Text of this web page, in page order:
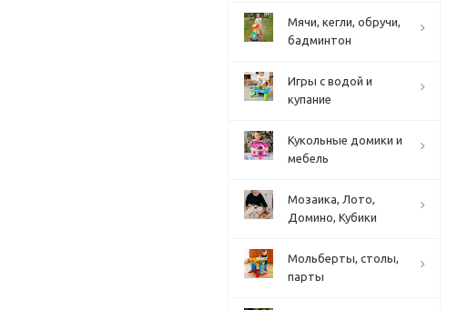
Мячи, кегли, обручи,
бадминтон
Игры с водой и
купание
Кукольные домики и
мебель
Мозаика, Лото,
Домино, Кубики
Мольберты, столы,
парты